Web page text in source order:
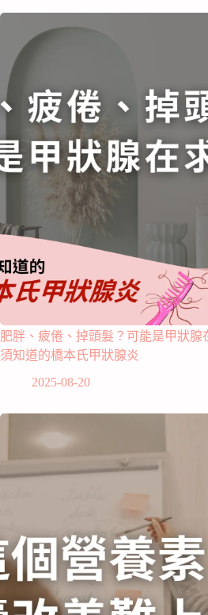
肥胖、疲倦、掉頭髮？可能是甲狀腺
須知道的橋本氏甲狀腺炎
2025-08-20